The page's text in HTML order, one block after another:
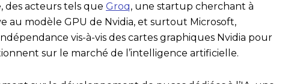
des acteurs tels que Groq, une startup cherchant à
au modèle GPU de Nvidia, et surtout Microsoft,
vis-à-vis des cartes graphiques Nvidia pour
sur le marché de l’intelligence artificielle.